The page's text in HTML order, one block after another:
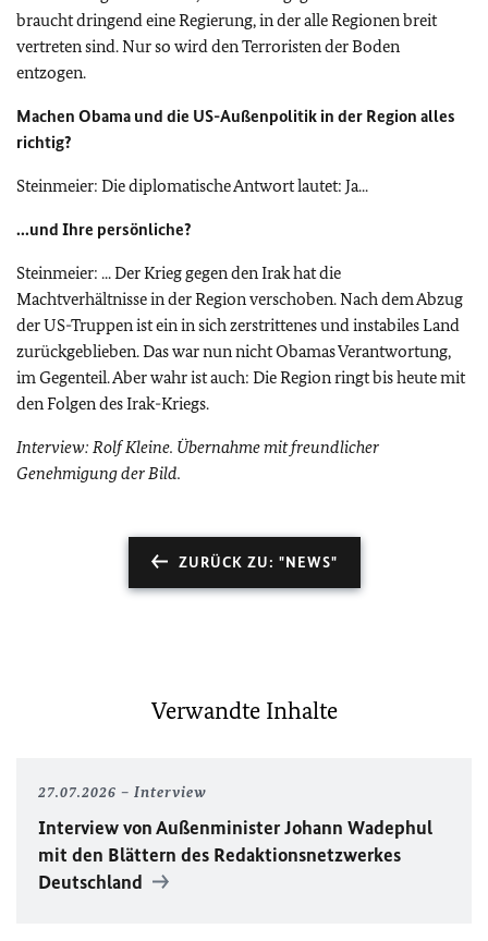
braucht dringend eine Regierung, in der alle Regionen breit
vertreten sind. Nur so wird den Terroristen der Boden
entzogen.
Machen Obama und die US-Außenpolitik in der Region alles
richtig?
Steinmeier: Die diplomatische Antwort lautet: Ja...
...und Ihre persönliche?
Steinmeier: ... Der Krieg gegen den Irak hat die
Machtverhältnisse in der Region verschoben. Nach dem Abzug
der US-Truppen ist ein in sich zerstrittenes und instabiles Land
zurückgeblieben. Das war nun nicht Obamas Verantwortung,
im Gegenteil. Aber wahr ist auch: Die Region ringt bis heute mit
den Folgen des Irak-Kriegs.
Interview: Rolf Kleine. Übernahme mit freundlicher
Genehmigung der Bild.
ZURÜCK ZU: "NEWS"
Verwandte Inhalte
27.07.2026 Interview
Interview von Außenminister Johann Wadephul
mit den Blättern des Redaktionsnetzwerkes
Deutschland